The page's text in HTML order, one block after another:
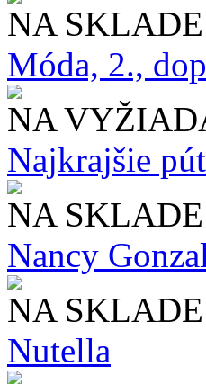
NA SKLADE
Móda, 2.,
NA
Najkrajšie
NA SKLADE
Nancy
NA SKLADE
Nutella